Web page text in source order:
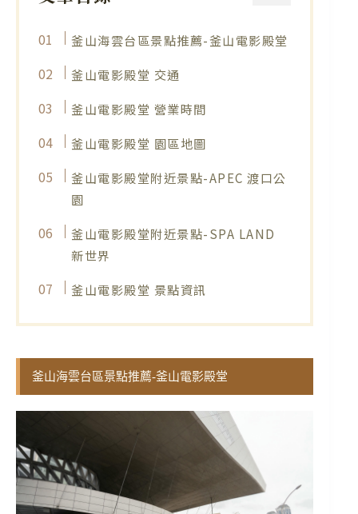
釜山海雲台區景點推薦-釜山電影殿堂
釜山電影殿堂 交通
釜山電影殿堂 營業時間
釜山電影殿堂 園區地圖
釜山電影殿堂附近景點-APEC 渡口公
園
釜山電影殿堂附近景點-SPA LAND
新世界
釜山電影殿堂 景點資訊
釜山海雲台區景點推薦-釜山電影殿堂